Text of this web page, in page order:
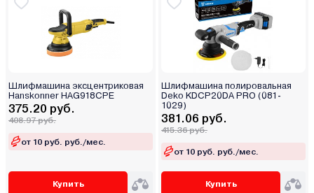
Шлифмашина эксцентриковая
Hanskonner HAG918CPE
375.20 руб.
408.97 руб.
от 10 руб. руб./мес.
Купить
Шлифмашина полировальная
Deko KDCP20DA PRO (081-
1029)
381.06 руб.
415.36 руб.
от 10 руб. руб./мес.
Купить